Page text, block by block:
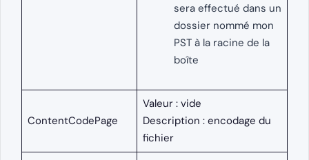
sera effectué dans un
dossier nommé mon
PST à la racine de la
boîte
ContentCodePage
Valeur : vide
Description : encodage du
fichier